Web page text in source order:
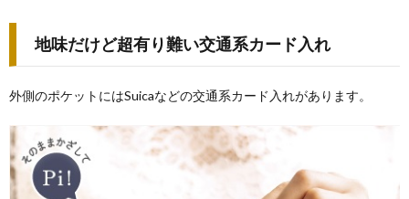
地味だけど超有り難い交通系カード入れ
外側のポケットにはSuicaなどの交通系カード入れがあります。